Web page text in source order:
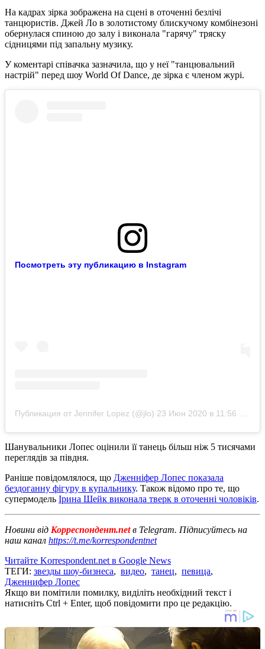
На кадрах зірка зображена на сцені в оточенні безлічі
танцюристів. Джей Ло в золотистому блискучому комбінезоні
обернулася спиною до залу і виконала "гарячу" тряску
сідницями під запальну музику.
У коментарі співачка зазначила, що у неї "танцювальний
настрій" перед шоу World Of Dance, де зірка є членом журі.
Посмотреть эту публикацию в Instagram
Публикация от Jennifer Lopez (@jlo) 23 Июн 2020 в 11:56 PDT
Шанувальники Лопес оцінили її танець більш ніж 5 тисячами
переглядів за півдня.
Раніше повідомлялося, що Дженніфер Лопес показала
бездоганну фігуру в купальнику. Також відомо про те, що
супермодель Ірина Шейк виконала тверк в оточенні чоловіків.
Новини від Корреспондент.netв Telegram. Підписуйтесь на
наш канал https://t.me/korrespondentnet
Читайте Korrespondent.net в Google News
ТЕГИ: звезды шоу-бизнеса, видео, танец, певица,
Дженнифер Лопес
Якщо ви помітили помилку, виділіть необхідний текст і
натисніть Ctrl + Enter, щоб повідомити про це редакцію.